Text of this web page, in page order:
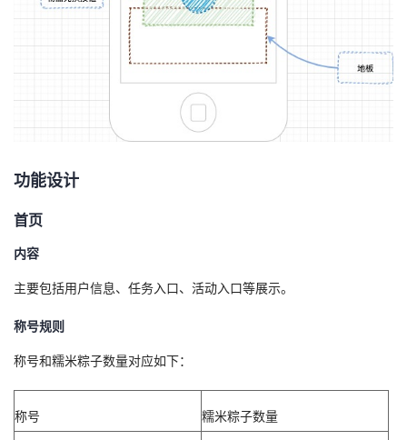
功能设计
首页
内容
主要包括用户信息、任务入口、活动入口等展示。
称号规则
称号和糯米粽子数量对应如下：
称号 糯米粽子数量